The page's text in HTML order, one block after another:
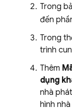
Trong
đến
Trong
trình
Thêm
dụng
nhà
hình